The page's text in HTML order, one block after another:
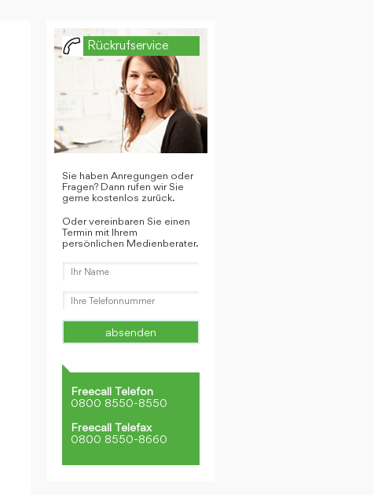
Rückrufservice
Sie haben Anregungen oder
Fragen? Dann rufen wir Sie
gerne kostenlos zurück.
Oder vereinbaren Sie einen
Termin mit Ihrem
persönlichen Medienberater.
Freecall Telefon
0800 8550-8550
Freecall Telefax
0800 8550-8660